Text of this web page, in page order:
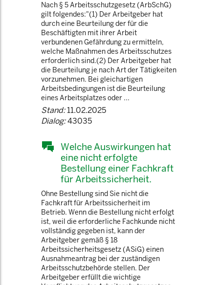
Nach § 5 Arbeitsschutzgesetz (ArbSchG)
gilt folgendes:"(1) Der Arbeitgeber hat
durch eine Beurteilung der für die
Beschäftigten mit ihrer Arbeit
verbundenen Gefährdung zu ermitteln,
welche Maßnahmen des Arbeitsschutzes
erforderlich sind.(2) Der Arbeitgeber hat
die Beurteilung je nach Art der Tätigkeiten
vorzunehmen. Bei gleichartigen
Arbeitsbedingungen ist die Beurteilung
eines Arbeitsplatzes oder ...
Stand:11.02.2025
Dialog:43035
Welche Auswirkungen hat
eine nicht erfolgte
Bestellung einer Fachkraft
für Arbeitssicherheit.
Ohne Bestellung sind Sie nicht die
Fachkraft für Arbeitssicherheit im
Betrieb. Wenn die Bestellung nicht erfolgt
ist, weil die erforderliche Fachkunde nicht
vollständig gegeben ist, kann der
Arbeitgeber gemäß § 18
Arbeitssicherheitsgesetz (ASiG) einen
Ausnahmeantrag bei der zuständigen
Arbeitsschutzbehörde stellen. Der
Arbeitgeber erfüllt die wichtige